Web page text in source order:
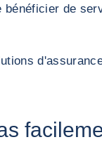
bénéficier de